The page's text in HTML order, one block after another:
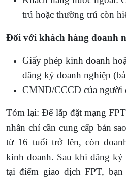
trú hoặc thường trú còn
Đối với khách hàng doanh
Giấy phép kinh doanh
đăng ký doanh nghiệp
CMND/CCCD của người
Tóm lại: Để lắp đặt mạng
nhân chỉ cần cung cấp bản
từ 16 tuổi trở lên, còn
kinh doanh. Sau khi đăng ký
tại điểm giao dịch FPT,